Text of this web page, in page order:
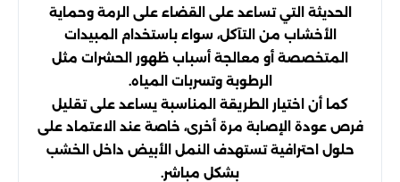
الحديثة التي تساعد على القضاء على الرمة وحماية
الأخشاب من التآكل، سواء باستخدام المبيدات
المتخصصة أو معالجة أسباب ظهور الحشرات مثل
الرطوبة وتسربات المياه.
كما أن اختيار الطريقة المناسبة يساعد على تقليل
فرص عودة الإصابة مرة أخرى، خاصة عند الاعتماد على
حلول احترافية تستهدف النمل الأبيض داخل الخشب
بشكل مباشر.